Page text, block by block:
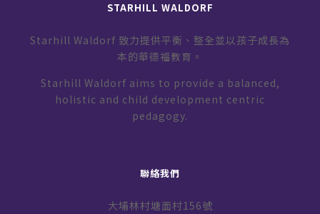
STARHILL WALDORF
Starhill Waldorf 致力提供平衡、整全並以孩子成長為
本的華德福教育。
Starhill Waldorf aims to provide a balanced,
holistic and child development centric
pedagogy.
聯絡我們
大埔林村塘面村156號